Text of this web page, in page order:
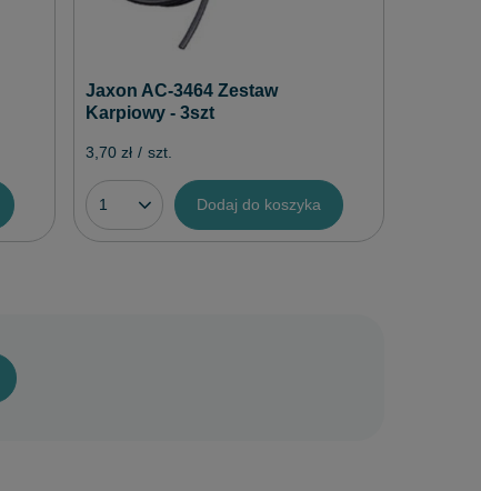
Jaxon AC-3464 Zestaw
Karpiowy - 3szt
3,70 zł / szt.
Dodaj do koszyka